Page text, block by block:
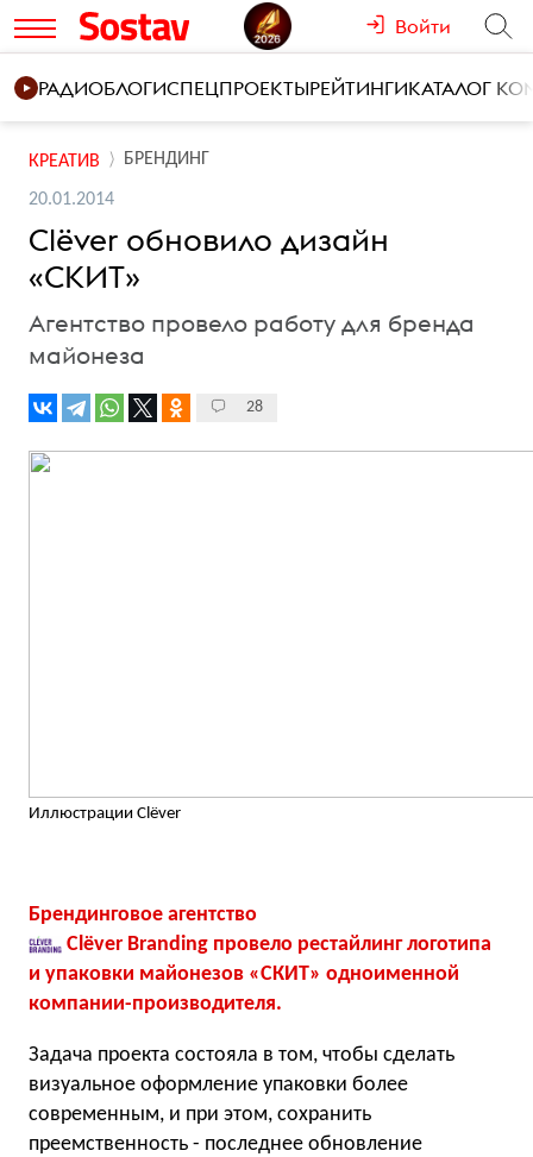
Войти
РАДИОБЛОГИСПЕЦПРОЕКТЫРЕЙТИНГИКАТАЛОГ
КРЕАТИВ БРЕНДИНГ
20.01.2014
Clёver обновило дизайн
«СКИТ»
Агентство провело работу для бренда
майонеза
28
Иллюстрации Clёver
Брендинговое агентство
Clёver Brandingпровело рестайлинг логотипа
и упаковки майонезов «СКИТ» одноименной
компании-производителя.
Задача проекта состояла в том, чтобы сделать
визуальное оформление упаковки более
современным, и при этом, сохранить
преемственность - последнее обновление